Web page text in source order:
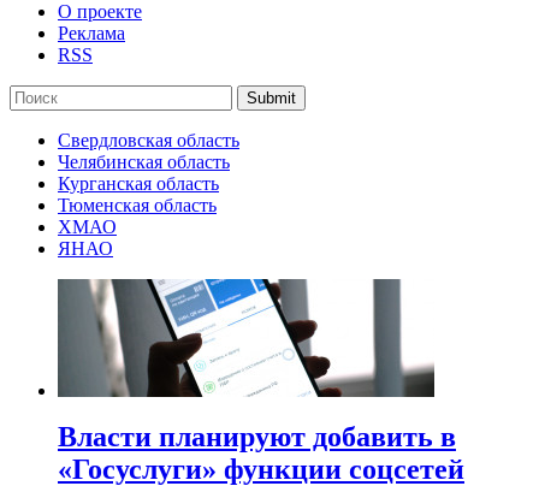
О проекте
Реклама
RSS
Submit
Свердловская область
Челябинская область
Курганская область
Тюменская область
ХМАО
ЯНАО
Власти планируют добавить в
«Госуслуги» функции соцсетей